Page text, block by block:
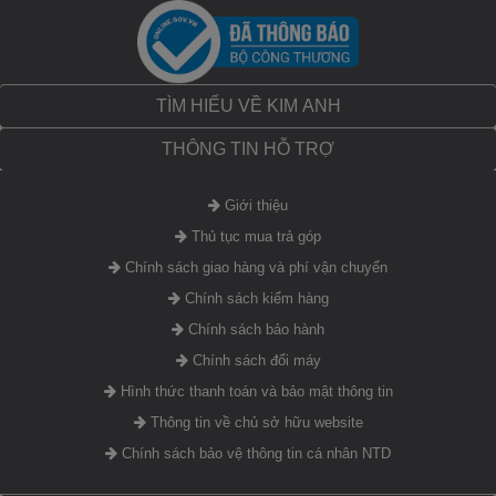
TÌM HIỂU VỀ KIM ANH
THÔNG TIN HỖ TRỢ
Giới thiệu
Thủ tục mua trả góp
Chính sách giao hàng và phí vận chuyển
Chính sách kiểm hàng
Chính sách bảo hành
Chính sách đổi máy
Hình thức thanh toán và bảo mật thông tin
Thông tin về chủ sở hữu website
Chính sách bảo vệ thông tin cá nhân NTD